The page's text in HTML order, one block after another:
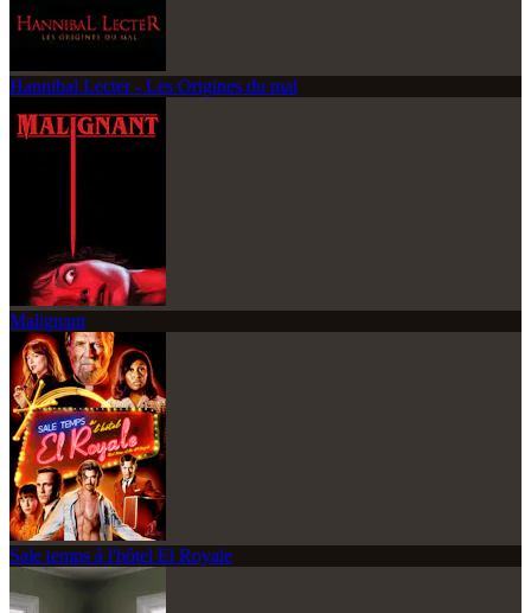
Hannibal Lecter - Les Origines du mal
Malignant
Sale temps à l'hôtel El Royale